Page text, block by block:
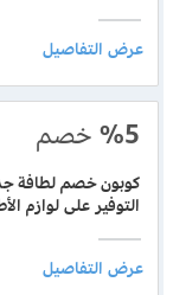
%5 خصم
التوفير على لوازم